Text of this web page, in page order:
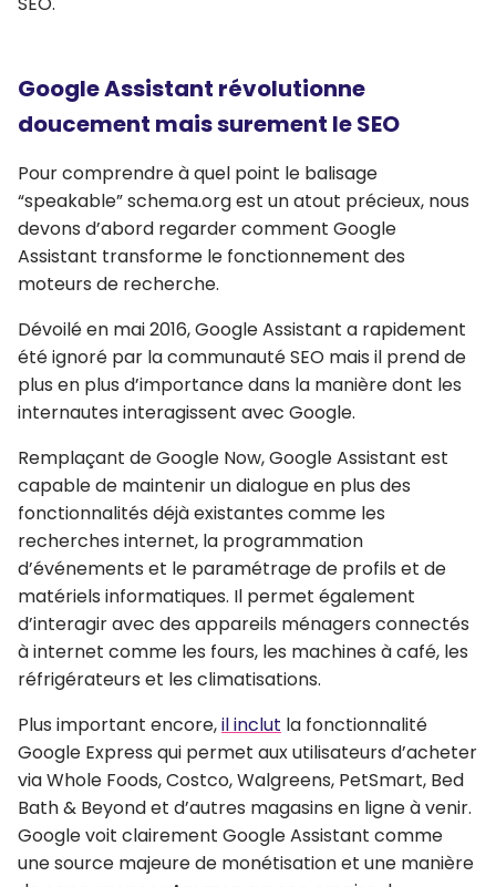
Google Assistant révolutionne
doucement mais surement le SEO
Pour comprendre à quel point le balisage
“speakable” schema.org est un atout précieux, nous
devons d’abord regarder comment Google
Assistant transforme le fonctionnement des
moteurs de recherche.
Dévoilé en mai 2016, Google Assistant a rapidement
été ignoré par la communauté SEO mais il prend de
plus en plus d’importance dans la manière dont les
internautes interagissent avec Google.
Remplaçant de Google Now, Google Assistant est
capable de maintenir un dialogue en plus des
fonctionnalités déjà existantes comme les
recherches internet, la programmation
d’événements et le paramétrage de profils et de
matériels informatiques. Il permet également
d’interagir avec des appareils ménagers connectés
à internet comme les fours, les machines à café, les
réfrigérateurs et les climatisations.
Plus important encore,il inclut la fonctionnalité
Google Express qui permet aux utilisateurs d’acheter
via Whole Foods, Costco, Walgreens, PetSmart, Bed
Bath & Beyond et d’autres magasins en ligne à venir.
Google voit clairement Google Assistant comme
une source majeure de monétisation et une manière